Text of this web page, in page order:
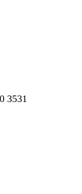
3531